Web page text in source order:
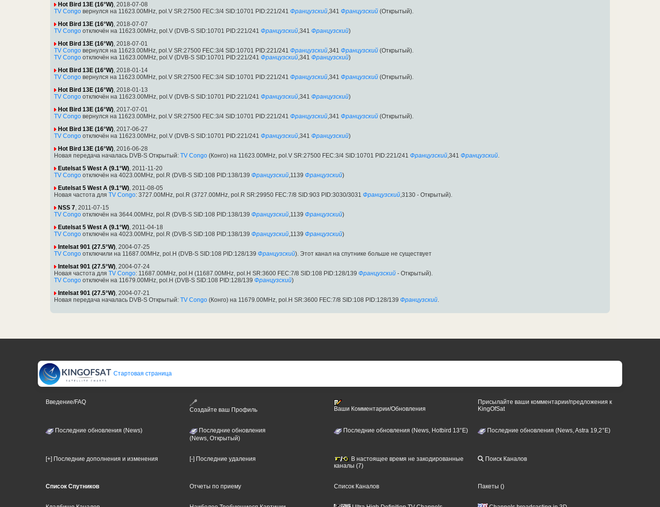
Hot Bird 13E (16°W), 2018-07-08
TV Congo вернулся на 11623.00MHz, pol.V SR:27500 FEC:3/4 SID:10701 PID:221/241 Французский,341 Французский (Открытый).
Hot Bird 13E (16°W), 2018-07-07
TV Congo отключён на 11623.00MHz, pol.V (DVB-S SID:10701 PID:221/241 Французский,341 Французский)
Hot Bird 13E (16°W), 2018-07-01
TV Congo вернулся на 11623.00MHz, pol.V SR:27500 FEC:3/4 SID:10701 PID:221/241 Французский,341 Французский (Открытый).
TV Congo отключён на 11623.00MHz, pol.V (DVB-S SID:10701 PID:221/241 Французский,341 Французский)
Hot Bird 13E (16°W), 2018-01-14
TV Congo вернулся на 11623.00MHz, pol.V SR:27500 FEC:3/4 SID:10701 PID:221/241 Французский,341 Французский (Открытый).
Hot Bird 13E (16°W), 2018-01-13
TV Congo отключён на 11623.00MHz, pol.V (DVB-S SID:10701 PID:221/241 Французский,341 Французский)
Hot Bird 13E (16°W), 2017-07-01
TV Congo вернулся на 11623.00MHz, pol.V SR:27500 FEC:3/4 SID:10701 PID:221/241 Французский,341 Французский (Открытый).
Hot Bird 13E (16°W), 2017-06-27
TV Congo отключён на 11623.00MHz, pol.V (DVB-S SID:10701 PID:221/241 Французский,341 Французский)
Hot Bird 13E (16°W), 2016-06-28
Новая передача началась DVB-S Открытый: TV Congo (Конго) на 11623.00MHz, pol.V SR:27500 FEC:3/4 SID:10701 PID:221/241 Французский,341 Французский.
Eutelsat 5 West A (9.1°W), 2011-11-20
TV Congo отключён на 4023.00MHz, pol.R (DVB-S SID:108 PID:138/139 Французский,1139 Французский)
Eutelsat 5 West A (9.1°W), 2011-08-05
Новая частота для TV Congo: 3727.00MHz, pol.R (3727.00MHz, pol.R SR:29950 FEC:7/8 SID:903 PID:3030/3031 Французский,3130 - Открытый).
NSS 7, 2011-07-15
TV Congo отключён на 3644.00MHz, pol.R (DVB-S SID:108 PID:138/139 Французский,1139 Французский)
Eutelsat 5 West A (9.1°W), 2011-04-18
TV Congo отключён на 4023.00MHz, pol.R (DVB-S SID:108 PID:138/139 Французский,1139 Французский)
Intelsat 901 (27.5°W), 2004-07-25
TV Congo отключили на 11687.00MHz, pol.H (DVB-S SID:108 PID:128/139 Французский). Этот канал на спутнике больше не существует
Intelsat 901 (27.5°W), 2004-07-24
Новая частота для TV Congo: 11687.00MHz, pol.H (11687.00MHz, pol.H SR:3600 FEC:7/8 SID:108 PID:128/139 Французский - Открытый).
TV Congo отключён на 11679.00MHz, pol.H (DVB-S SID:108 PID:128/139 Французский)
Intelsat 901 (27.5°W), 2004-07-21
Новая передача началась DVB-S Открытый: TV Congo (Конго) на 11679.00MHz, pol.H SR:3600 FEC:7/8 SID:108 PID:128/139 Французский.
Стартовая страница
Введение/FAQ
Создайте ваш Профиль
Ваши Комментарии/Обновления
Присылайте ваши комментарии/предложения к
KingOfSat
Последние обновления (News)
Последние обновления
(News, Открытый)
Последние обновления (News, Hotbird 13°E) Последние обновления (News, Astra 19,2°E)
[+] Последние дополнения и изменения [-] Последние удаления
В настоящее время не закодированные
каналы (7)
Поиск Каналов
Список Спутников Отчеты по приему Список Каналов Пакеты ()